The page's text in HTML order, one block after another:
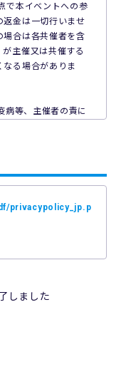
で本イベントへの参
返金は一切行いませ
場合は各共催者を含
主催又は共催する
る場合がありま
病等、主催者の責に
ます。ご利用の端末
どにより本イベン
いて、主催者は一
いかなる理由による
返金等は一切行い
privacypolicy_jp.p
しました